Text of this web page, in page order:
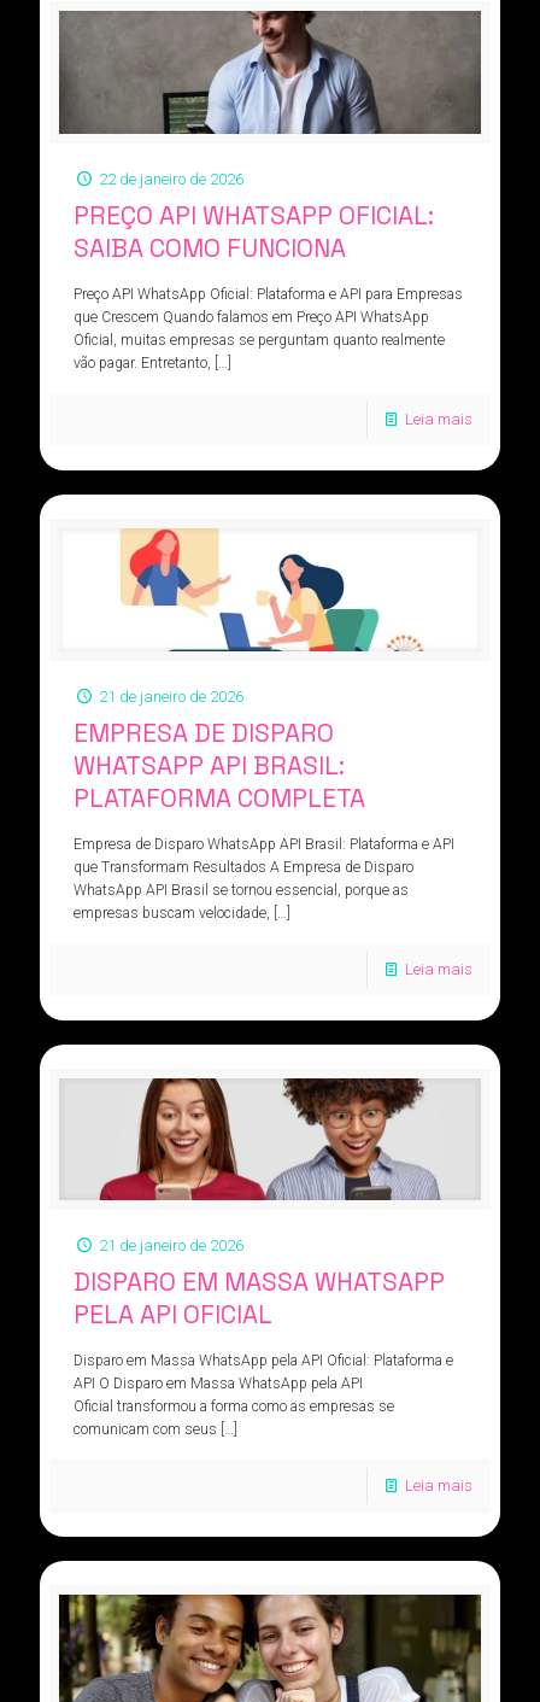
22 de janeiro de 2026
PREÇO API WHATSAPP OFICIAL:
SAIBA COMO FUNCIONA
Preço API WhatsApp Oficial: Plataforma e API para Empresas
que Crescem Quando falamos em Preço API WhatsApp
Oficial, muitas empresas se perguntam quanto realmente
vão pagar. Entretanto, […]
Leia mais
21 de janeiro de 2026
EMPRESA DE DISPARO
WHATSAPP API BRASIL:
PLATAFORMA COMPLETA
Empresa de Disparo WhatsApp API Brasil: Plataforma e API
que Transformam Resultados A Empresa de Disparo
WhatsApp API Brasil se tornou essencial, porque as
empresas buscam velocidade,
Leia mais
21 de janeiro de 2026
DISPARO EM MASSA WHATSAPP
PELA API OFICIAL
Disparo em Massa WhatsApp pela API Oficial: Plataforma e
API O Disparo em Massa WhatsApp pela API
Oficial transformou a forma como as empresas se
comunicam com seus […]
Leia mais